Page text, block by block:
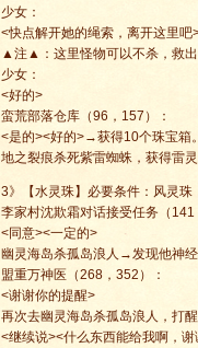
少女：
<快点解开她的绳索，离开这里吧
▲注▲：这里怪物可以不杀，救出
少女：
<好的>
蛮荒部落仓库（96，157）：
<是的><好的>→获得10个珠宝箱。
地之裂痕杀死紫雷蜘蛛，获得雷灵
3》【水灵珠】必要条件：风灵珠
李家村沈欺霜对话接受任务（141
<同意><一定的>
幽灵海岛杀孤岛浪人→发现他神经
盟重万神医（268，352）：
<谢谢你的提醒>
再次去幽灵海岛杀孤岛浪人，打
<继续说><什么东西能给我啊，